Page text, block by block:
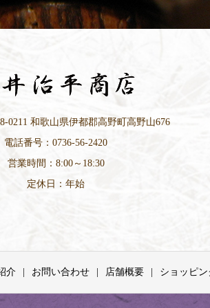
0211 和歌山県伊都郡高野町高野山676
電話番号：0736-56-2420
営業時間：8:00～18:30
定休日：年始
介 お問い合わせ 店舗概要 ショッピ